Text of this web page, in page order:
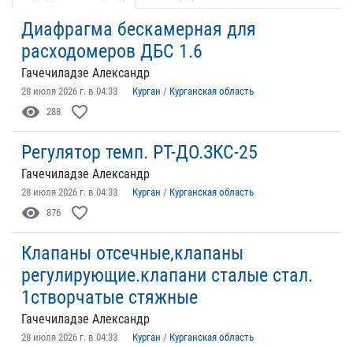
Диафрагма бескамерная для
расходомеров ДБС 1.6
Гачечиладзе Александр
28 июля 2026 г. в 04:33 Курган / Курганская область
visibility 288 favorite_border
Регулятор темп. РТ-ДО.ЗКС-25
Гачечиладзе Александр
28 июля 2026 г. в 04:33 Курган / Курганская область
visibility 876 favorite_border
Клапаны отсечные,клапаны
регулирующие.клапани сталые стал.
1створчатые стяжные
Гачечиладзе Александр
28 июля 2026 г. в 04:33 Курган / Курганская область